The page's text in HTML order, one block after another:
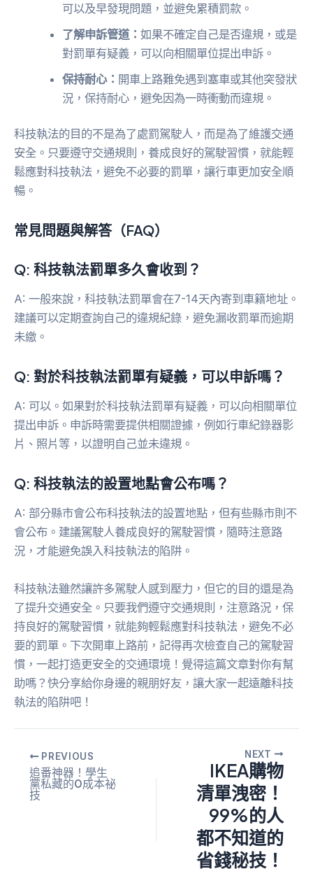
可以及早發現問題，並避免累積罰款。
了解申訴管道：如果不確定自己是否違規，或是
對罰單有疑義，可以向相關單位提出申訴。
保持耐心： 開車上路難免遇到塞車或其他突發狀
況，保持耐心，避免因為一時衝動而違規。
科技執法的目的不是為了處罰駕駛人，而是為了維護交通
安全。只要遵守交通規則，養成良好的駕駛習慣，就能輕
鬆應對科技執法，避免不必要的罰單，讓行車更加安全順
暢。
常見問題與解答（FAQ）
Q: 科技執法罰單多久會收到？
A: 一般來說，科技執法罰單會在7-14天內寄到車籍地址。
建議可以定期查詢自己的違規紀錄，避免漏收罰單而逾期
未繳。
Q: 對於科技執法罰單有疑義，可以申訴嗎？
A: 可以。如果對於科技執法罰單有疑義，可以向相關單位
提出申訴。申訴時需要提供相關證據，例如行車紀錄器影
片、照片等，以證明自己並未違規。
Q: 科技執法的設置地點會公布嗎？
A: 部分縣市會公布科技執法的設置地點，但有些縣市則不
會公布。建議駕駛人養成良好的駕駛習慣，隨時注意路
況，才能避免誤入科技執法的陷阱。
科技執法雖然讓許多駕駛人感到壓力，但它的目的還是為
了提升交通安全。只要我們遵守交通規則，注意路況，保
持良好的駕駛習慣，就能夠輕鬆應對科技執法，避免不必
要的罰單。下次開車上路前，記得再次檢查自己的駕駛習
慣，一起打造更安全的交通環境！覺得這篇文章對你有幫
助嗎？快分享給你身邊的親朋好友，讓大家一起遠離科技
執法的陷阱吧！
PREVIOUS
追番神器！學生
黨私藏的0成本祕
技
NEXT
IKEA購物
清單洩密！
99%的人
都不知道的
省錢秘技！